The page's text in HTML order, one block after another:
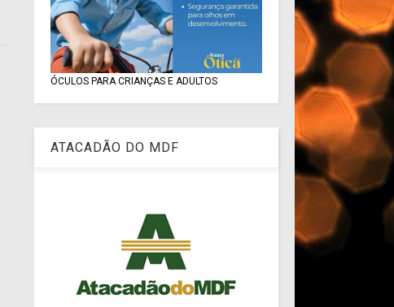
ÓCULOS PARA CRIANÇAS E ADULTOS
ATACADÃO DO MDF